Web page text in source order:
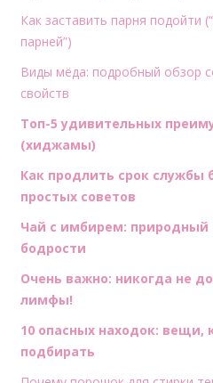
Как заставить парня подойти
парней”)
Виды мёда: подробный обзор
свойств
Топ-5 удивительных
(хиджамы)
Как продлить срок службы
простых советов
Чай с имбирем: природный
бодрости
Очень важно: никогда не
лимфы!
10 опасных находок: вещи,
подбирать